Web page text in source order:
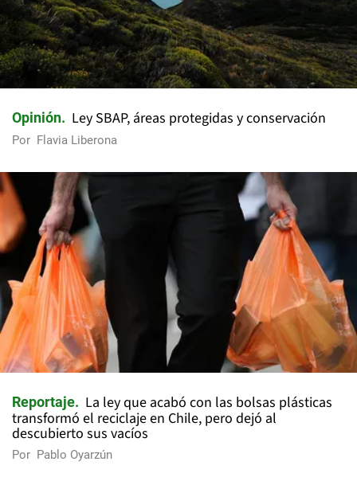
Opinión Ley SBAP, áreas protegidas y conservación
Por Flavia Liberona
Reportaje
La ley que acabó con las bolsas plásticas
transformó el reciclaje en Chile, pero dejó al
descubierto sus vacíos
Por Pablo Oyarzún